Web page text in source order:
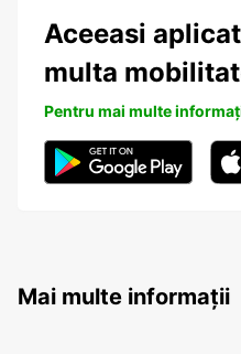
Aceeasi
multa
Pentru mai multe
Mai multe informații